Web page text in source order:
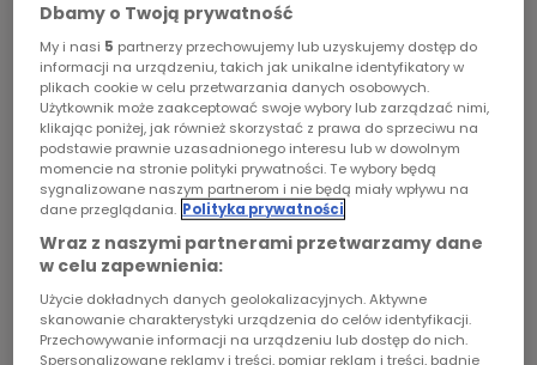
Trójka
Czwórka
PR24
Poland
Dzieci
DATA PUBLIKACJI:
2003-10-14
STRONA GŁÓWNA>ARTYKUŁ
SP 3 Janina Halina Karol
STUDIO REPORTAŻU I DOKUMENTU
Dbamy o Twoją prywatność
My i nasi 5 partnerzy przechowujemy lub uzyskujemy dostęp do
informacji na urządzeniu, takich jak unikalne identyfikatory w
plikach cookie w celu przetwarzania danych osobowych.
Użytkownik może zaakceptować swoje wybory lub zarządzać nimi,
klikając poniżej, jak również skorzystać z prawa do sprzeciwu na
podstawie prawnie uzasadnionego interesu lub w dowolnym
momencie na stronie polityki prywatności. Te wybory będą
sygnalizowane naszym partnerom i nie będą miały wpływu na
dane przeglądania. Polityka prywatności
Wraz z naszymi partnerami przetwarzamy dane
w celu zapewnienia:
Użycie dokładnych danych geolokalizacyjnych. Aktywne
skanowanie charakterystyki urządzenia do celów identyfikacji.
Przechowywanie informacji na urządzeniu lub dostęp do nich.
Spersonalizowane reklamy i treści, pomiar reklam i treści, badnie